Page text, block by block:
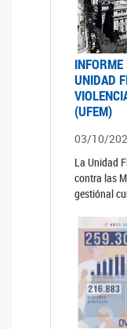
UNIDAD
(UFEM)
03/10/
La Unidad
contra las
gestiónal